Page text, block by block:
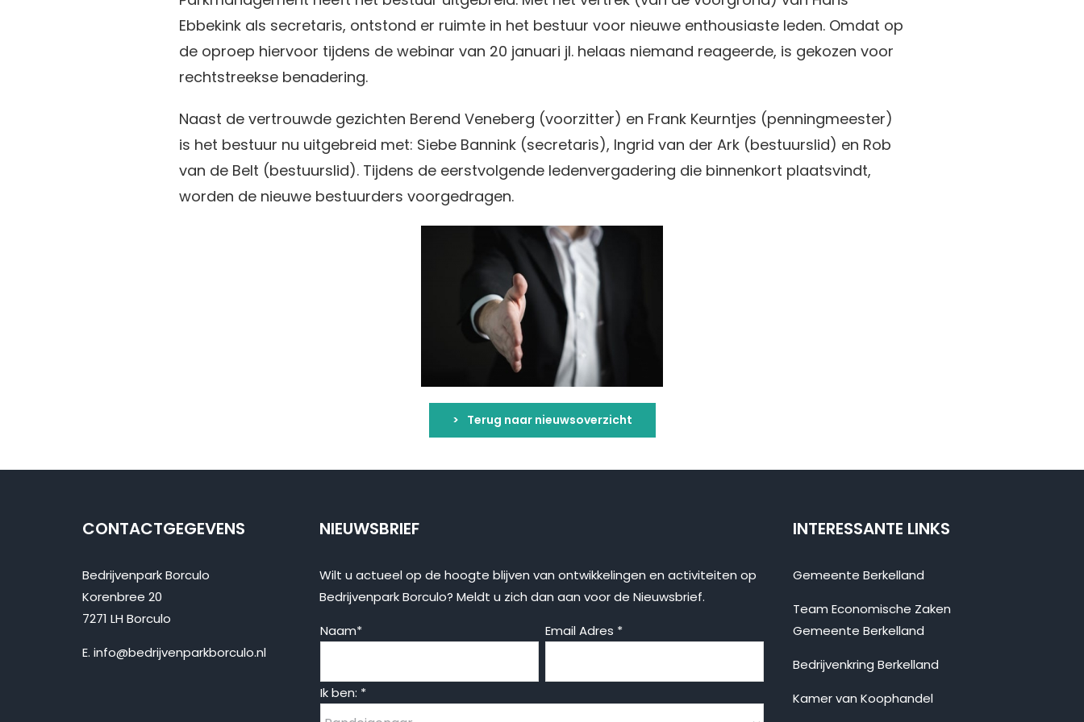
Ebbekink als secretaris, ontstond er ruimte in het bestuur voor nieuwe enthousiaste leden. Omdat op
de oproep hiervoor tijdens de webinar van 20 januari jl. helaas niemand reageerde, is gekozen voor
rechtstreekse benadering.
Naast de vertrouwde gezichten Berend Veneberg (voorzitter) en Frank Keurntjes (penningmeester)
is het bestuur nu uitgebreid met: Siebe Bannink (secretaris), Ingrid van der Ark (bestuurslid) en Rob
van de Belt (bestuurslid). Tijdens de eerstvolgende ledenvergadering die binnenkort plaatsvindt,
worden de nieuwe bestuurders voorgedragen.
Terug naar nieuwsoverzicht
CONTACTGEGEVENS
Bedrijvenpark Borculo
Korenbree 20
7271 LH Borculo
E. info@bedrijvenparkborculo.nl
NIEUWSBRIEF
Wilt u actueel op de hoogte blijven van ontwikkelingen en activiteiten op
Bedrijvenpark Borculo? Meldt u zich dan aan voor de Nieuwsbrief.
Naam* Email Adres *
Ik ben: *
INTERESSANTE LINKS
Gemeente Berkelland
Team Economische Zaken
Gemeente Berkelland
Bedrijvenkring Berkelland
Kamer van Koophandel